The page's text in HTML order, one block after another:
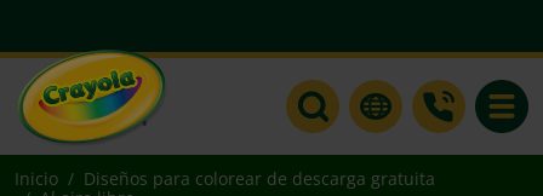
Inicio
Diseños para colorear de descarga gratuita